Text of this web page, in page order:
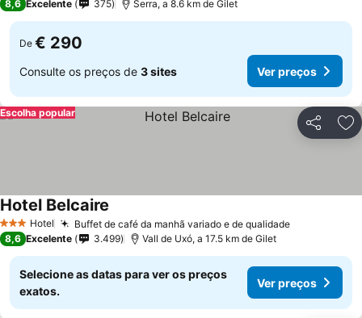
8,6 Excelente 375 Serra, a 8.6 km de Gilet
De € 290
Consulte os preços de 3 sites Ver preços
Partilhar
Escolha popular
3 EstrelasHotel Buffet de café da manhã variado e de qualidade
Hotel Belcaire
8,6 Excelente 3.499 Vall de Uxó, a 17.5 km de Gilet
Selecione as datas para ver os preços
exatos.
Ver preços